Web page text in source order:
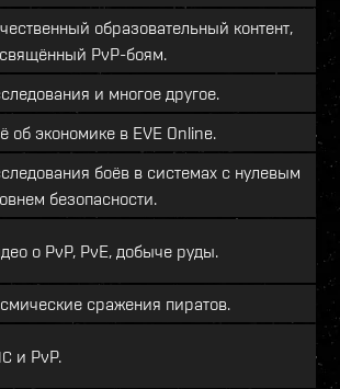
образовательный контент,
PvP-боям.
и многое другое.
об экономике в EVE Online.
боёв в системах с нулевым
безопасности.
о PvP, PvE, добыче руды.
сражения пиратов.
и PvP.